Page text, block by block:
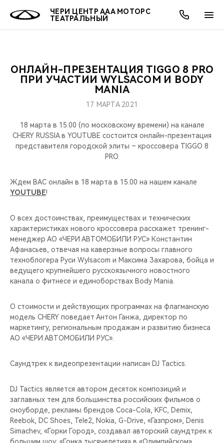
ЧЕРИ ЦЕНТР ААА МОТОРС
ТЕАТРАЛЬНЫЙ
МОДЕЛИ
КРОССОВЕРЫ
НОВИНКИ
ПОКУПАТЕЛЯМ
КРЕДИТ И СТРАХОВАНИЕ
ВЛАДЕЛЬЦАМ
ЗАПЧАСТИ И АКСЕССУАРЫ
ПОДДЕРЖКА
МИР CHERY
О БРЕНДЕ
CHERY В СОЦСЕТЯХ
CHERY И СПОРТ
НАШИ МЕРОПРИЯТИЯ
CHERY ДЛЯ ДЕТЕЙ
АКЦИИ
ОНЛАЙН СЕРВИСЫ
КРЕДИТ
О КОМПАНИИ
МЫ В СОЦСЕТЯХ
ОНЛАЙН-ПРЕЗЕНТАЦИЯ TIGGO 8 PRO
ПРИ УЧАСТИИ WYLSACOM И BODY
MANIA
17 МАРТА 2021
18 марта в 15.00 (по московскому времени) на канале
CHERY RUSSIA в YOUTUBE состоится онлайн-презентация
представителя городской элиты – кроссовера TIGGO 8
PRO.
Ждем ВАС онлайн в 18 марта в 15.00 на нашем канале
YOUTUBE!
О всех достоинствах, преимуществах и технических
характеристиках нового кроссовера расскажет тренинг-
менеджер АО «ЧЕРИ АВТОМОБИЛИ РУС» Константин
Афанасьев, отвечая на каверзные вопросы главного
техноблогера Руси Wylsacom и Максима Захарова, бойца и
ведущего крупнейшего русскоязычного новостного
канала о фитнесе и единоборствах Body Mania.
О стоимости и действующих программах на флагманскую
модель CHERY поведает Антон Ганжа, директор по
маркетингу, региональным продажам и развитию бизнеса
АО «ЧЕРИ АВТОМОБИЛИ РУС».
Саундтрек к видеопрезентации написан DJ Tactics.
DJ Tactics является автором десяток композиций и
заглавных тем для большинства российских фильмов о
сноуборде, рекламы брендов Coca-Cola, KFC, Demix,
Reebok, DC Shoes, Tele2, Nokia, G-Drive, «Газпром», Denis
Simachev, «Горки Город», создавал авторский саундтрек к